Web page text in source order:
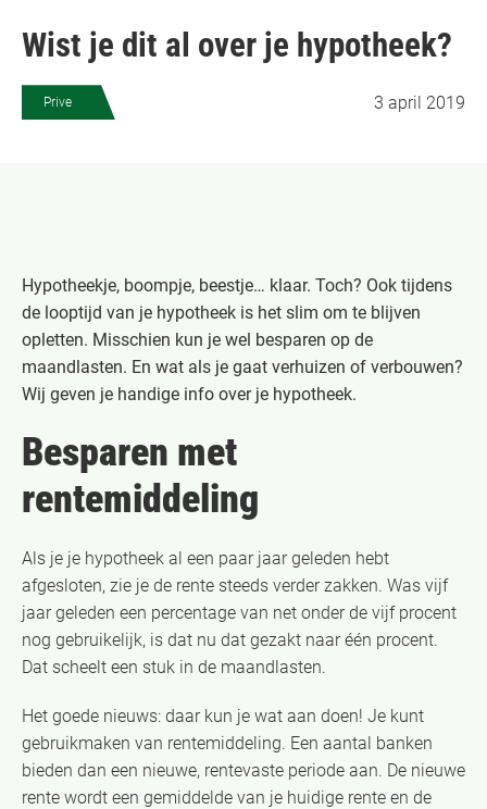
Wist je dit al over je hypotheek?
Prive 3 april 2019
Hypotheekje, boompje, beestje… klaar. Toch? Ook tijdens
de looptijd van je hypotheek is het slim om te blijven
opletten. Misschien kun je wel besparen op de
maandlasten. En wat als je gaat verhuizen of verbouwen?
Wij geven je handige info over je hypotheek.
Besparen met
rentemiddeling
Als je je hypotheek al een paar jaar geleden hebt
afgesloten, zie je de rente steeds verder zakken. Was vijf
jaar geleden een percentage van net onder de vijf procent
nog gebruikelijk, is dat nu dat gezakt naar één procent.
Dat scheelt een stuk in de maandlasten.
Het goede nieuws: daar kun je wat aan doen! Je kunt
gebruikmaken van rentemiddeling. Een aantal banken
bieden dan een nieuwe, rentevaste periode aan. De nieuwe
rente wordt een gemiddelde van je huidige rente en de